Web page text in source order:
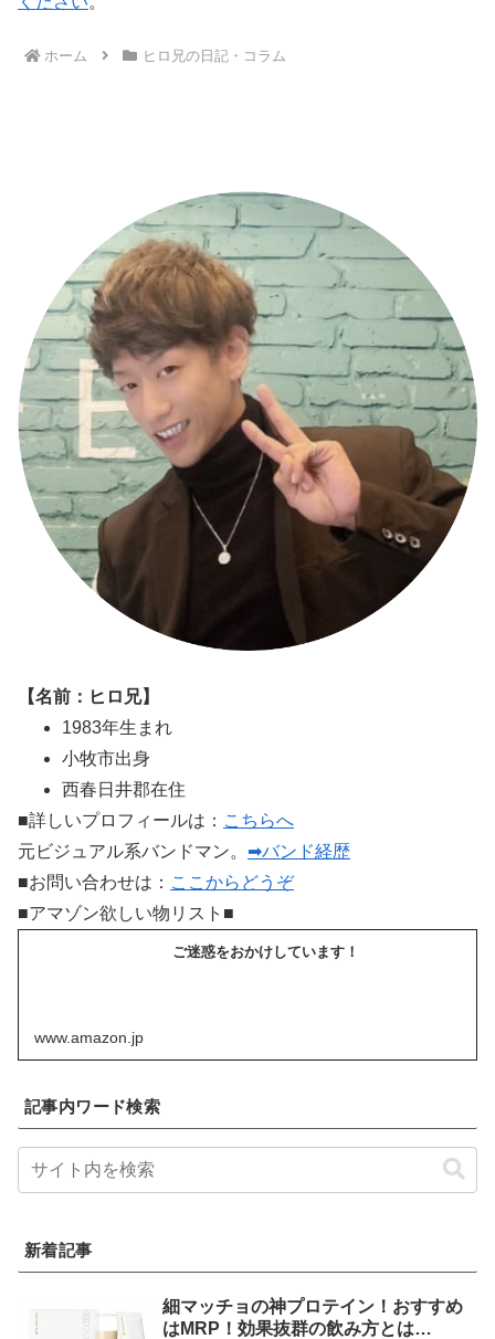
ホーム ヒロ兄の日記・コラム
【名前：ヒロ兄】
1983年生まれ
小牧市出身
西春日井郡在住
■詳しいプロフィールは： こちらへ
元ビジュアル系バンドマン。 ➡バンド経歴
■お問い合わせは： ここからどうぞ
■アマゾン欲しい物リスト■
ご迷惑をおかけしています！
www.amazon.jp
記事内ワード検索
新着記事
細マッチョの神プロテイン！おすすめ
はMRP！効果抜群の飲み方とは…